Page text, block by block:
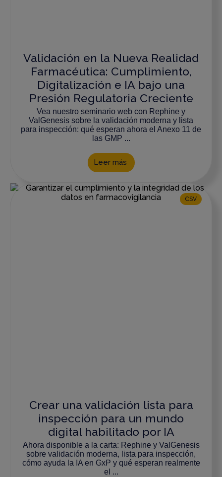
Validación en la Nueva Realidad
Farmacéutica: Cumplimiento,
Digitalización e IA bajo una
Presión Regulatoria Creciente
Vea nuestro seminario web con Rephine y
ValGenesis sobre la validación moderna y lista
para inspección: qué esperan ahora el Anexo 11 de
las GMP ...
Leer más
CSV
Crear una validación lista para
inspección para un mundo
digital habilitado por IA
Ahora disponible a la carta: Rephine y ValGenesis
sobre validación moderna, lista para inspección,
cómo ayuda la IA en GxP y qué esperan realmente
el ...